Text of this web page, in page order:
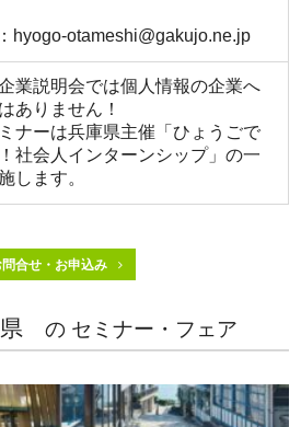
hyogo-otameshi@gakujo.ne.jp
企業説明会では個人情報の企業へ
ありません！
ミナーは兵庫県主催「ひょうごで
社会人インターンシップ」の一
します。
問合せ・お申込み
の セミナー・フェア